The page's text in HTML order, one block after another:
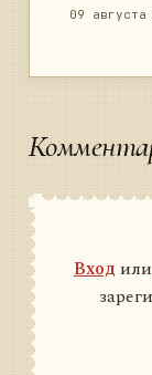
09 августа
Вход или